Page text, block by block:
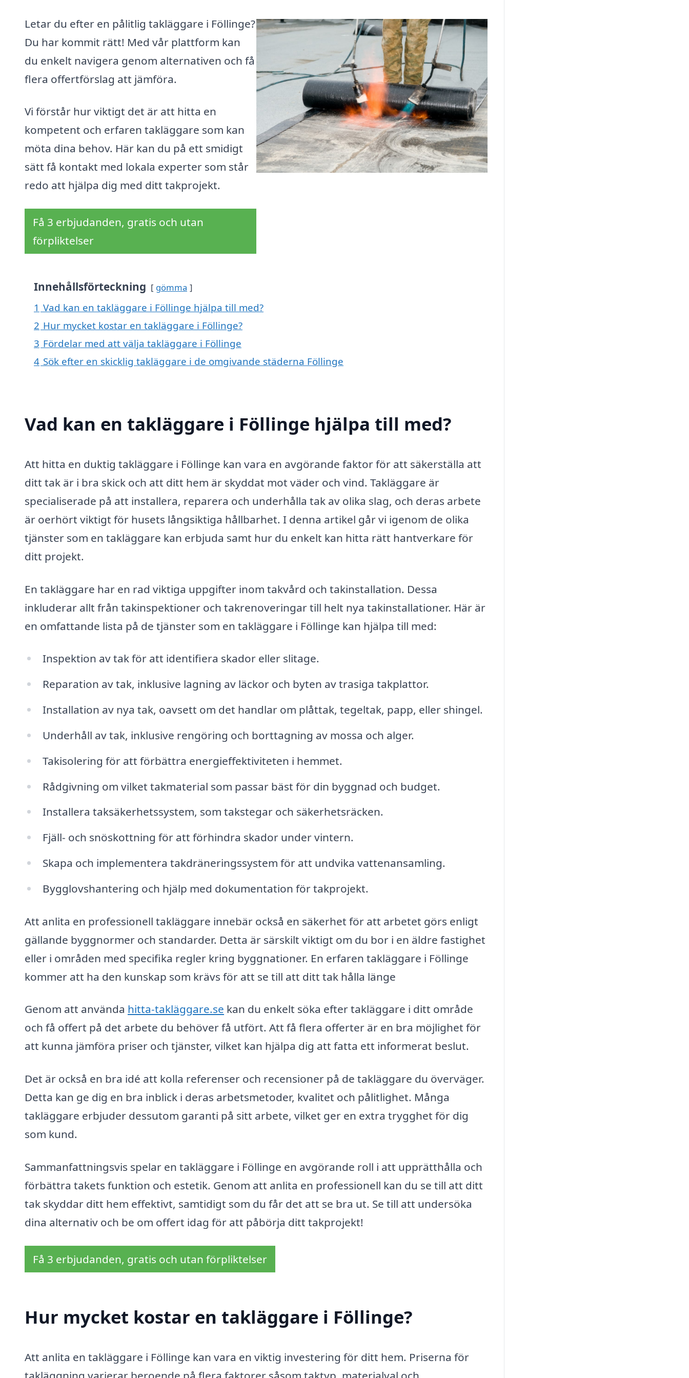
Letar du efter en pålitlig takläggare i Föllinge?
Du har kommit rätt! Med vår plattform kan
du enkelt navigera genom alternativen och få
flera offertförslag att jämföra.
Vi förstår hur viktigt det är att hitta en
kompetent och erfaren takläggare som kan
möta dina behov. Här kan du på ett smidigt
sätt få kontakt med lokala experter som står
redo att hjälpa dig med ditt takprojekt.
Få 3 erbjudanden, gratis och utan
förpliktelser
Innehållsförteckning gömma
1 Vad kan en takläggare i Föllinge hjälpa till med?
2 Hur mycket kostar en takläggare i Föllinge?
3 Fördelar med att välja takläggare i Föllinge
4 Sök efter en skicklig takläggare i de omgivande städerna Föllinge
Vad kan en takläggare i Föllinge hjälpa till med?
Att hitta en duktig takläggare i Föllinge kan vara en avgörande faktor för att säkerställa att
ditt tak är i bra skick och att ditt hem är skyddat mot väder och vind. Takläggare är
specialiserade på att installera, reparera och underhålla tak av olika slag, och deras arbete
är oerhört viktigt för husets långsiktiga hållbarhet. I denna artikel går vi igenom de olika
tjänster som en takläggare kan erbjuda samt hur du enkelt kan hitta rätt hantverkare för
ditt projekt.
En takläggare har en rad viktiga uppgifter inom takvård och takinstallation. Dessa
inkluderar allt från takinspektioner och takrenoveringar till helt nya takinstallationer. Här är
en omfattande lista på de tjänster som en takläggare i Föllinge kan hjälpa till med:
Inspektion av tak för att identifiera skador eller slitage.
Reparation av tak, inklusive lagning av läckor och byten av trasiga takplattor.
Installation av nya tak, oavsett om det handlar om plåttak, tegeltak, papp, eller shingel.
Underhåll av tak, inklusive rengöring och borttagning av mossa och alger.
Takisolering för att förbättra energieffektiviteten i hemmet.
Rådgivning om vilket takmaterial som passar bäst för din byggnad och budget.
Installera taksäkerhetssystem, som takstegar och säkerhetsräcken.
Fjäll- och snöskottning för att förhindra skador under vintern.
Skapa och implementera takdräneringssystem för att undvika vattenansamling.
Bygglovshantering och hjälp med dokumentation för takprojekt.
Att anlita en professionell takläggare innebär också en säkerhet för att arbetet görs enligt
gällande byggnormer och standarder. Detta är särskilt viktigt om du bor i en äldre fastighet
eller i områden med specifika regler kring byggnationer. En erfaren takläggare i Föllinge
kommer att ha den kunskap som krävs för att se till att ditt tak hålla länge
Genom att använda hitta-takläggare.se kan du enkelt söka efter takläggare i ditt område
och få offert på det arbete du behöver få utfört. Att få flera offerter är en bra möjlighet för
att kunna jämföra priser och tjänster, vilket kan hjälpa dig att fatta ett informerat beslut.
Det är också en bra idé att kolla referenser och recensioner på de takläggare du överväger.
Detta kan ge dig en bra inblick i deras arbetsmetoder, kvalitet och pålitlighet. Många
takläggare erbjuder dessutom garanti på sitt arbete, vilket ger en extra trygghet för dig
som kund.
Sammanfattningsvis spelar en takläggare i Föllinge en avgörande roll i att upprätthålla och
förbättra takets funktion och estetik. Genom att anlita en professionell kan du se till att ditt
tak skyddar ditt hem effektivt, samtidigt som du får det att se bra ut. Se till att undersöka
dina alternativ och be om offert idag för att påbörja ditt takprojekt!
Få 3 erbjudanden, gratis och utan förpliktelser
Hur mycket kostar en takläggare i Föllinge?
Att anlita en takläggare i Föllinge kan vara en viktig investering för ditt hem. Priserna för